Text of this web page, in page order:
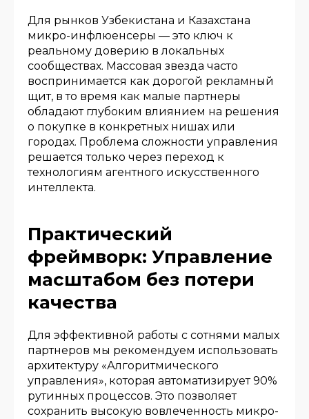
Для рынков Узбекистана и Казахстана
микро-инфлюенсеры — это ключ к
реальному доверию в локальных
сообществах. Массовая звезда часто
воспринимается как дорогой рекламный
щит, в то время как малые партнеры
обладают глубоким влиянием на решения
о покупке в конкретных нишах или
городах. Проблема сложности управления
решается только через переход к
технологиям агентного искусственного
интеллекта.
Практический
фреймворк: Управление
масштабом без потери
качества
Для эффективной работы с сотнями малых
партнеров мы рекомендуем использовать
архитектуру «Алгоритмического
управления», которая автоматизирует 90%
рутинных процессов. Это позволяет
сохранить высокую вовлеченность микро-